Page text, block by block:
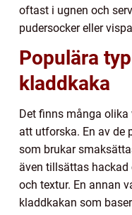
oftast i ugnen och
pudersocker eller
Populära
kladdkaka
Det finns många
att utforska. En av de
som brukar
även tillsättas
och textur. En annan
kladdkakan som